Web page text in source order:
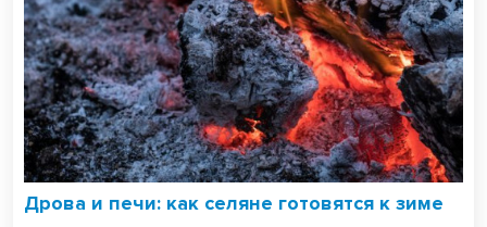
Дрова и печи: как селяне готовятся к зиме